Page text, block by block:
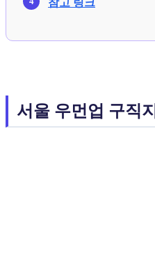
참고 링크
서울 우먼업 구직